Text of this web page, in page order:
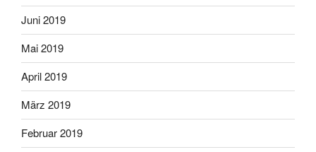
Juni 2019
Mai 2019
April 2019
März 2019
Februar 2019